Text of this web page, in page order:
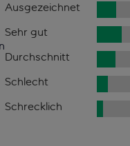
Ausgezeichnet
Sehr gut
Durchschnitt
Schlecht
Schrecklich